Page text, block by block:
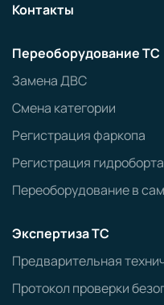
Контакты
Переоборудование ТС
Замена ДВС
Смена категории
Регистрация фаркопа
Регистрация гидроборта
Переоборудование в
Экспертиза ТС
Предварительная
Протокол проверки